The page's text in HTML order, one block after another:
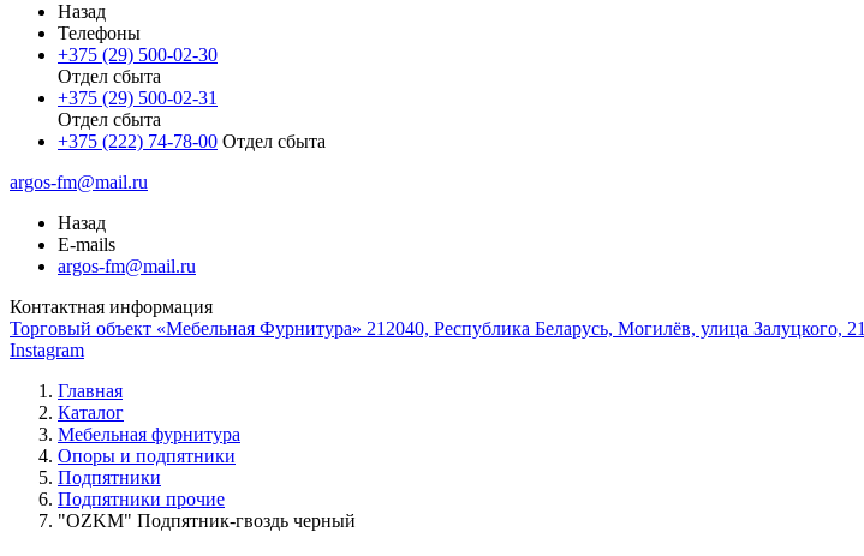
Назад
Телефоны
+375 (29) 500-02-30
Отдел сбыта
+375 (29) 500-02-31
Отдел сбыта
+375 (222) 74-78-00 Отдел сбыта
argos-fm@mail.ru
Назад
E-mails
argos-fm@mail.ru
Контактная информация
Торговый объект «Мебельная Фурнитура» 212040, Республика Беларусь, Могилёв, улица Залуцкого, 21
Instagram
Главная
Каталог
Мебельная фурнитура
Опоры и подпятники
Подпятники
Подпятники прочие
"OZKM" Подпятник-гвоздь черный